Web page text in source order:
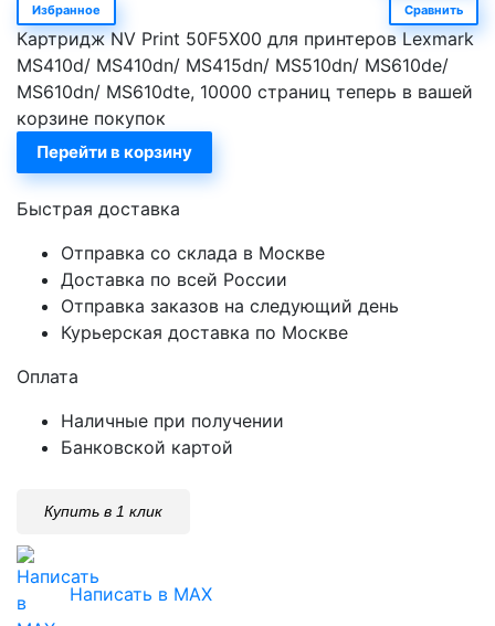
Избранное Сравнить
Картридж NV Print 50F5X00 для принтеров Lexmark
MS410d/ MS410dn/ MS415dn/ MS510dn/ MS610de/
MS610dn/ MS610dte, 10000 страниц теперь в вашей
корзине покупок
Перейти в корзину
Быстрая доставка
Отправка со склада в Москве
Доставка по всей России
Отправка заказов на следующий день
Курьерская доставка по Москве
Оплата
Наличные при получении
Банковской картой
Купить в 1 клик
Написать в MAX